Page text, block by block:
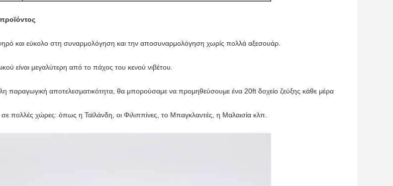
και εύκολο στη συναρμολόγηση και την αποσυναρμολόγηση χωρίς πολλά αξεσουάρ.
είναι μεγαλύτερη από το πάχος του κενού νιβέτου.
παραγωγική αποτελεσματικότητα, θα μπορούσαμε να προμηθεύσουμε ένα 20ft δοχείο ζεύξης κάθε μέρα
πολλές χώρες: όπως η Ταϊλάνδη, οι Φιλιππίνες, το Μπαγκλαντές, η Μαλαισία κλπ.